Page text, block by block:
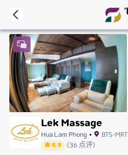
Lek Massage
Hua Lam Phong• BTS-MRT
4.9 (36点评)